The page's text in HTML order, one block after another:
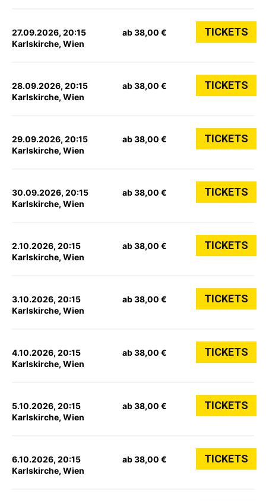
27.09.2026, 20:15
Karlskirche, Wien
ab 38,00 € TICKETS
28.09.2026, 20:15
Karlskirche, Wien
ab 38,00 € TICKETS
29.09.2026, 20:15
Karlskirche, Wien
ab 38,00 € TICKETS
30.09.2026, 20:15
Karlskirche, Wien
ab 38,00 € TICKETS
2.10.2026, 20:15
Karlskirche, Wien
ab 38,00 € TICKETS
3.10.2026, 20:15
Karlskirche, Wien
ab 38,00 € TICKETS
4.10.2026, 20:15
Karlskirche, Wien
ab 38,00 € TICKETS
5.10.2026, 20:15
Karlskirche, Wien
ab 38,00 € TICKETS
6.10.2026, 20:15
Karlskirche, Wien
ab 38,00 € TICKETS